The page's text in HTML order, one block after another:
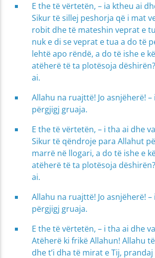
E the të vërtetën, – ia ktheu ai
Sikur të sillej peshorja që i mat
robit dhe të mateshin veprat e
nuk e di se veprat e tua a do të
lehtë apo rëndë, a do të ishe e
atëherë të ta plotësoja
ai.
Allahu na ruajttë! Jo asnjëherë! –
përgjigj gruaja.
E the të vërtetën, – i tha ai dhe
Sikur të qëndroje para Allahut
marrë në llogari, a do të ishe e
atëherë të ta plotësoja
ai.
Allahu na ruajttë! Jo asnjëherë! –
përgjigj gruaja.
E the të vërtetën, – i tha ai dhe
Atëherë ki frikë Allahun! Allahu
dhe t’i dha të mirat e Tij,